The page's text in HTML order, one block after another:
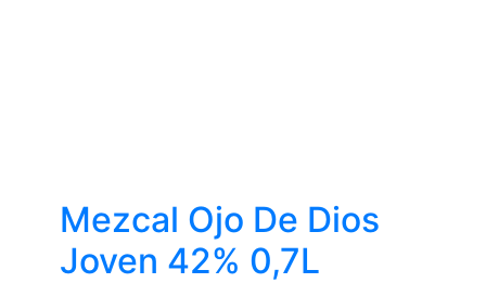
Mezcal Ojo De Dios
Joven 42% 0,7L